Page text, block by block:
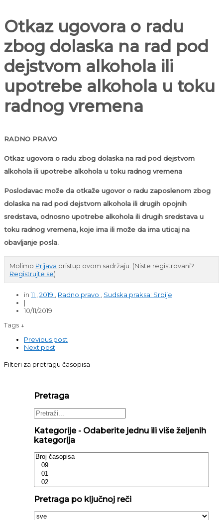
Otkaz ugovora o radu
zbog dolaska na rad pod
dejstvom alkohola ili
upotrebe alkohola u toku
radnog vremena
RADNO PRAVO
Otkaz ugovora o radu zbog dolaska na rad pod dejstvom
alkohola ili upotrebe alkohola u toku radnog vremena
Poslodavac može da otkaže ugovor o radu zaposlenom zbog
dolaska na rad pod dejstvom alkohola ili drugih opojnih
sredstava, odnosno upotrebe alkohola ili drugih sredstava u
toku radnog vremena, koje ima ili može da ima uticaj na
obavljanje posla.
Molimo Prijava pristup ovom sadržaju. (Niste registrovani?
Registrujte se)
in11 2019 Radno pravo
Sudska praksa: Srbije
|
10/11/2019
Tags ↓
Previous post
Next post
Filteri za pretragu časopisa
Pretraga
Kategorije - Odaberite jednu ili više željenih
kategorija
Pretraga po ključnoj reči